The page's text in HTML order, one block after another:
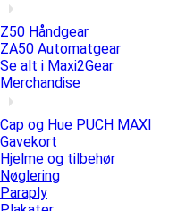
Z50 Håndgear
ZA50 Automatgear
Se alt i Maxi2Gear
Merchandise
Cap og Hue PUCH MAXI
Gavekort
Hjelme og tilbehør
Nøglering
Paraply